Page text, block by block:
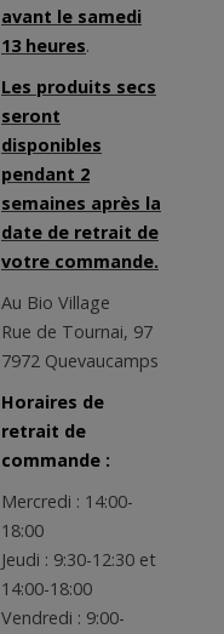
avant le samedi
13 heures.
Les produits secs
seront
disponibles
pendant 2
semaines après la
date de retrait de
votre commande.
Au Bio Village
Rue de Tournai, 97
7972 Quevaucamps
Horaires de
retrait de
commande :
Mercredi : 14:00-
18:00
Jeudi : 9:30-12:30 et
14:00-18:00
Vendredi : 9:00-